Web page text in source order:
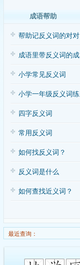
成语帮助
帮助记反义词的对对
子歌
成语里带反义词的成
语
小学常见反义词
小学一年级反义词练
习
四字反义词
常用反义词
如何找反义词？
反义词是什么
如何查找近义词？
最近查询：